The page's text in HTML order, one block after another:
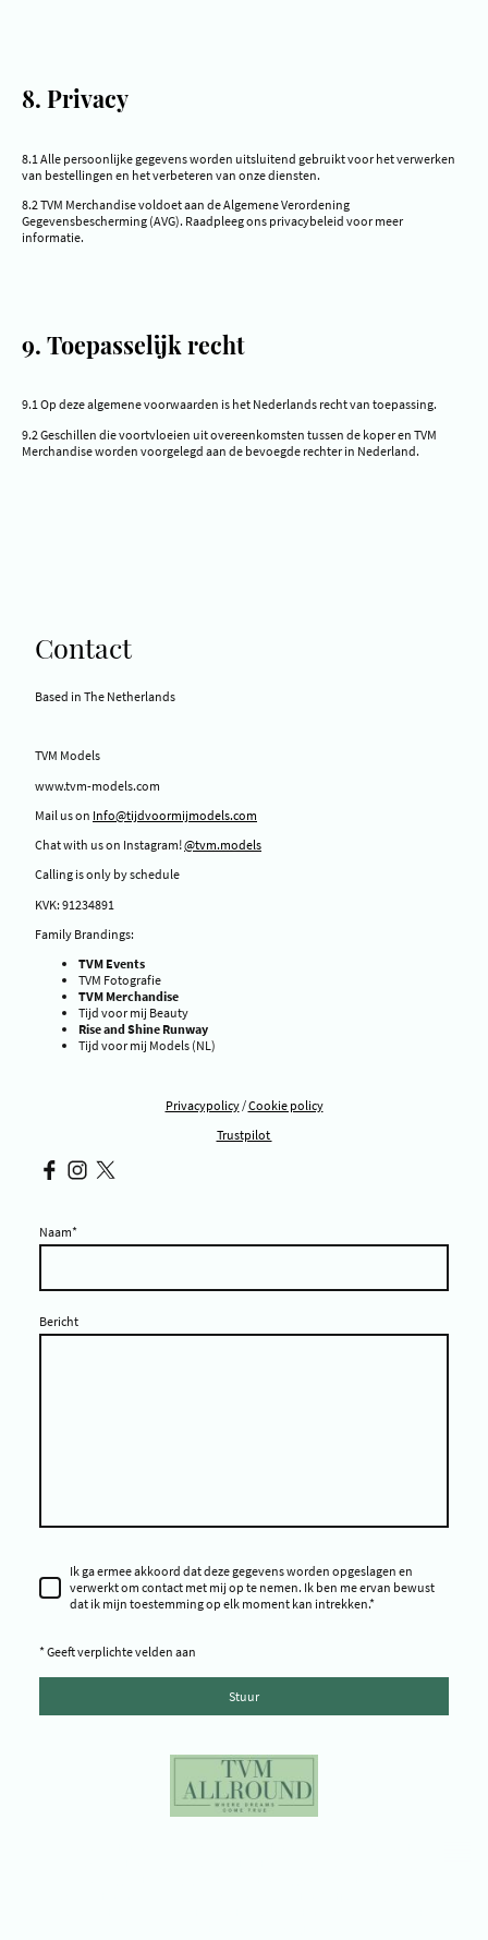
8. Privacy
8.1 Alle persoonlijke gegevens worden uitsluitend gebruikt voor het verwerken
van bestellingen en het verbeteren van onze diensten.
8.2 TVM Merchandise voldoet aan de Algemene Verordening
Gegevensbescherming (AVG). Raadpleeg ons privacybeleid voor meer
informatie.
9. Toepasselijk recht
9.1 Op deze algemene voorwaarden is het Nederlands recht van toepassing.
9.2 Geschillen die voortvloeien uit overeenkomsten tussen de koper en TVM
Merchandise worden voorgelegd aan de bevoegde rechter in Nederland.
Contact
Based in The Netherlands
TVM Models
www.tvm-models.com
Mail us on Info@tijdvoormijmodels.com
Chat with us on Instagram!@tvm.models
Calling is only by schedule
KVK: 91234891
Family Brandings:
TVM Events
TVM Fotografie
TVM Merchandise
Tijd voor mij Beauty
Rise and Shine Runway
Tijd voor mij Models (NL)
Privacypolicy/Cookie policy
Trustpilot
Naam*
Bericht
Ik ga ermee akkoord dat deze gegevens worden opgeslagen en
verwerkt om contact met mij op te nemen. Ik ben me ervan bewust
dat ik mijn toestemming op elk moment kan intrekken.*
* Geeft verplichte velden aan
Stuur